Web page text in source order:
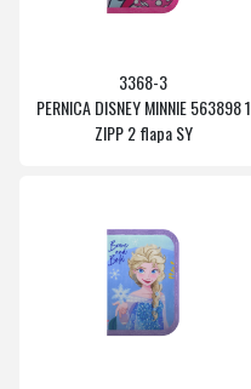
3368-3
PERNICA DISNEY MINNIE 563898 1
ZIPP 2 flapa SY